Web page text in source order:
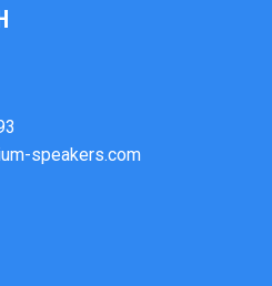
speakers.com